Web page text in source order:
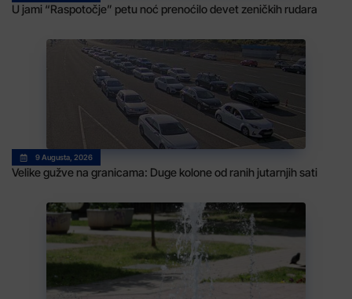
U jami “Raspotočje” petu noć prenoćilo devet zeničkih rudara
9 Augusta, 2026
Velike gužve na granicama: Duge kolone od ranih jutarnjih sati